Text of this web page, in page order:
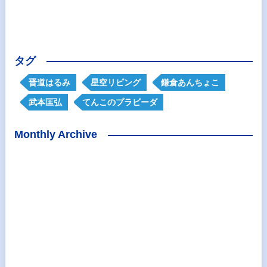
タグ
晋道はるみ 星空リビング 鎌倉あんちょこ
武本匡弘 てんこのプラビーダ
Monthly Archive